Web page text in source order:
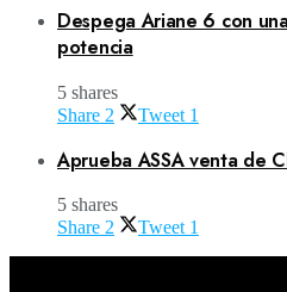
Despega Ariane 6 con
potencia
5 shares
Share 2 Tweet 1
Aprueba ASSA venta de
5 shares
Share 2 Tweet 1